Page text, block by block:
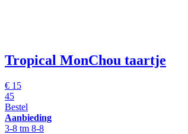
Tropical MonChou taartje
€ 15
45
Bestel
Aanbieding
3-8 tm 8-8